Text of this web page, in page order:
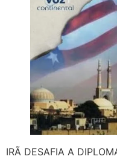
IRÃ DESAFIA A